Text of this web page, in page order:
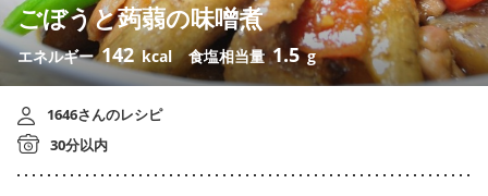
ごぼうと蒟蒻の味噌煮
エネルギー142 kcal 食塩相当量 1.5 g
1646さんのレシピ
30分以内